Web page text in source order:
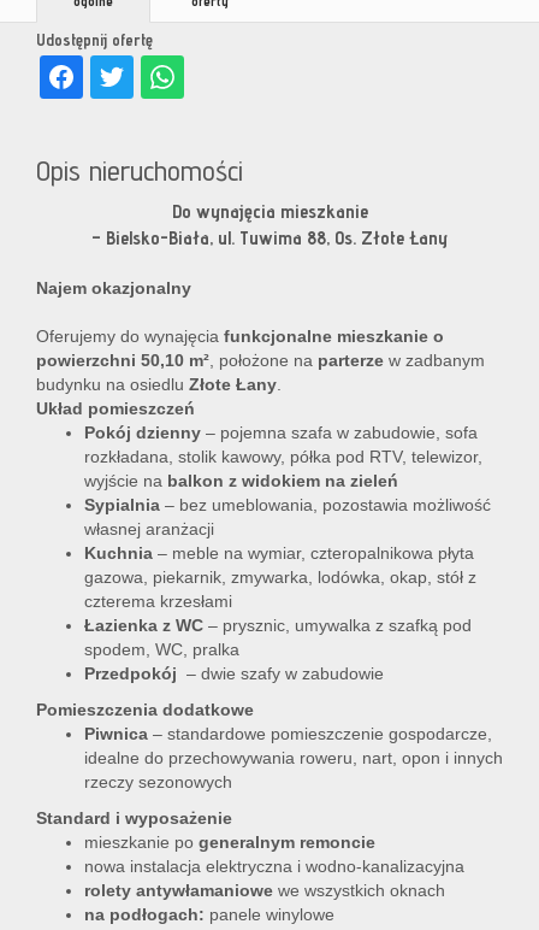
Udostępnij ofertę
Opis nieruchomości
Do wynajęcia mieszkanie
– Bielsko-Biała, ul. Tuwima 88, Os. Złote Łany
Najem okazjonalny
Oferujemy do wynajęcia funkcjonalne mieszkanie o
powierzchni 50,10 m², położone na parterze w zadbanym
budynku na osiedlu Złote Łany.
Układ pomieszczeń
Pokój dzienny – pojemna szafa w zabudowie, sofa
rozkładana, stolik kawowy, półka pod RTV, telewizor,
wyjście na balkon z widokiem na zieleń
Sypialnia – bez umeblowania, pozostawia możliwość
własnej aranżacji
Kuchnia – meble na wymiar, czteropalnikowa płyta
gazowa, piekarnik, zmywarka, lodówka, okap, stół z
czterema krzesłami
Łazienka z WC – prysznic, umywalka z szafką pod
spodem, WC, pralka
Przedpokój – dwie szafy w zabudowie
Pomieszczenia dodatkowe
Piwnica – standardowe pomieszczenie gospodarcze,
idealne do przechowywania roweru, nart, opon i innych
rzeczy sezonowych
Standard i wyposażenie
mieszkanie po generalnym remoncie
nowa instalacja elektryczna i wodno-kanalizacyjna
rolety antywłamaniowe we wszystkich oknach
na podłogach: panele winylowe